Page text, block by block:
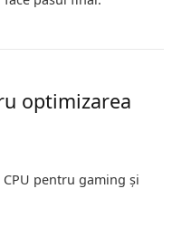
optimizarea
pentru gaming și